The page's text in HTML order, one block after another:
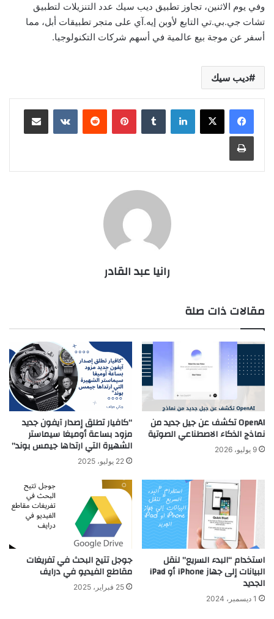
وفي يوم الاثنين، تجاوز تطبيق ديب سيك عدد التنزيلات لتطبيق
تشات جي.بي.تي التابع لأوبن إيه.آي على متجر تطبيقات أبل، مما
أسفر عن موجة بيع عالمية في أسهم شركات التكنولوجيا.
ديب سيك
لينكدإن بينتيريست مشاركة عبر البريد
طباعة
رانيا عبد القادر
مقالات ذات صلة
OpenAI تكشف عن جيل جديد من
نماذج الذكاء الاصطناعي الصوتية
9 يوليو، 2026
“كافيار تطلق إصدار آيفون جديد
مزود بساعة أوميغا سيماستر
الشهيرة التي ارتداها جيمس بوند”
22 يوليو، 2025
استخدام “البدء السريع” لنقل
البيانات إلى جهاز iPhone أو iPad
الجديد
1 ديسمبر، 2024
جوجل تتيح البحث في تفريغات
مقاطع الفيديو في درايف
25 فبراير، 2025